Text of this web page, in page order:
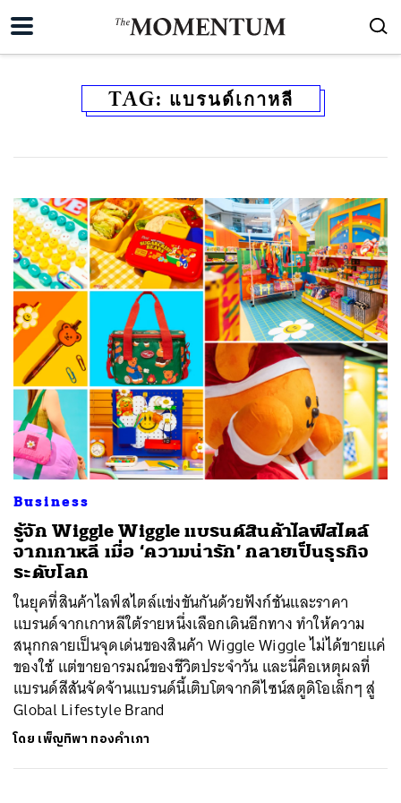
TAG: แบรนด์เกาหลี
Business
รู้จัก Wiggle Wiggle แบรนด์สินค้าไลฟ์สไตล์
จากเกาหลี เมื่อ ‘ความน่ารัก’ กลายเป็นธุรกิจ
ระดับโลก
ในยุคที่สินค้าไลฟ์สไตล์แข่งขันกันด้วยฟังก์ชันและราคา
แบรนด์จากเกาหลีใต้รายหนึ่งเลือกเดินอีกทาง ทำให้ความ
สนุกกลายเป็นจุดเด่นของสินค้า Wiggle Wiggle ไม่ได้ขายแค่
ของใช้ แต่ขายอารมณ์ของชีวิตประจำวัน และนี่คือเหตุผลที่
แบรนด์สีสันจัดจ้านแบรนด์นี้เติบโตจากดีไซน์สตูดิโอเล็กๆ สู่
Global Lifestyle Brand
โดย เพ็ญทิพา ทองคำเภา
ค้นหา